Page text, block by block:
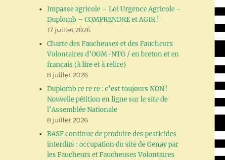
Impasse agricole – Loi Urgence Agricole –
Duplomb – COMPRENDRE et AGIR !
17 juillet 2026
Charte des Faucheuses et des Faucheurs
Volontaires d’OGM-NTG / en breton et en
français (à lire et à relire)
8 juillet 2026
Duplomb re re re : c’est toujours NON !
Nouvelle pétition en ligne sur le site de
l’Assemblée Nationale
8 juillet 2026
BASF continue de produire des pesticides
interdits : occupation du site de Genay par
les Faucheurs et Faucheuses Volontaires